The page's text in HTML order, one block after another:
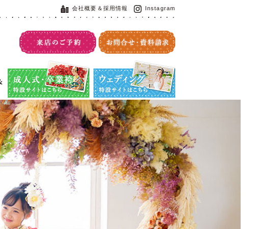
会社概要＆採用情報 Instagram
成人式・卒業袴特設サイト ウエディング特設サイト